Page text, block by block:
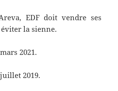
EDF doit vendre ses
la sienne.
2021.
2019.